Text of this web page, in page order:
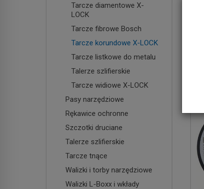
Tarcze diamentowe X-
LOCK
Tarcze fibrowe Bosch
Tarcze korundowe X-LOCK
Tarcze listkowe do metalu
Talerze szlifierskie
Tarcze widiowe X-LOCK
Pasy narzędziowe
Rękawice ochronne
Szczotki druciane
Talerze szlifierskie
Tarcze tnące
Walizki i torby narzędziowe
Walizki L-Boxx i wkłady